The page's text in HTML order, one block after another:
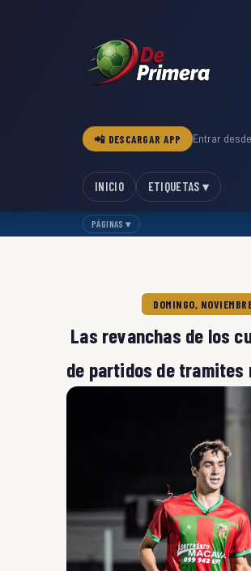
📲 DESCARGAR APP Entrar
INICIO ETIQUETAS ▾
PÁGINAS ▾
DOMINGO,
Las revanchas de los
de partidos de tramites